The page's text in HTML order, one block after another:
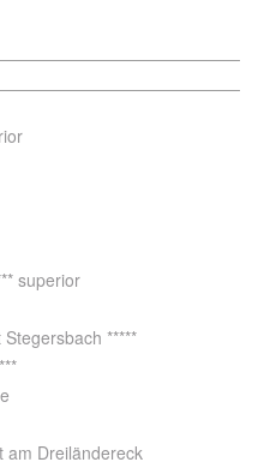
superior
*****
am Dreiländereck